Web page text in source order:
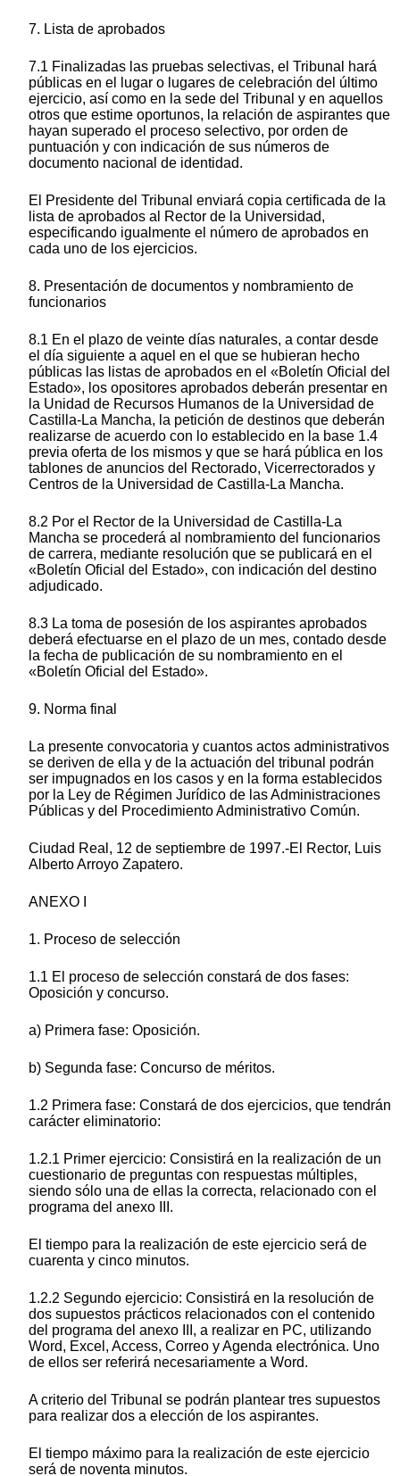
7. Lista de aprobados
7.1 Finalizadas las pruebas selectivas, el Tribunal hará
públicas en el lugar o lugares de celebración del último
ejercicio, así como en la sede del Tribunal y en aquellos
otros que estime oportunos, la relación de aspirantes que
hayan superado el proceso selectivo, por orden de
puntuación y con indicación de sus números de
documento nacional de identidad.
El Presidente del Tribunal enviará copia certificada de la
lista de aprobados al Rector de la Universidad,
especificando igualmente el número de aprobados en
cada uno de los ejercicios.
8. Presentación de documentos y nombramiento de
funcionarios
8.1 En el plazo de veinte días naturales, a contar desde
el día siguiente a aquel en el que se hubieran hecho
públicas las listas de aprobados en el «Boletín Oficial del
Estado», los opositores aprobados deberán presentar en
la Unidad de Recursos Humanos de la Universidad de
Castilla-La Mancha, la petición de destinos que deberán
realizarse de acuerdo con lo establecido en la base 1.4
previa oferta de los mismos y que se hará pública en los
tablones de anuncios del Rectorado, Vicerrectorados y
Centros de la Universidad de Castilla-La Mancha.
8.2 Por el Rector de la Universidad de Castilla-La
Mancha se procederá al nombramiento del funcionarios
de carrera, mediante resolución que se publicará en el
«Boletín Oficial del Estado», con indicación del destino
adjudicado.
8.3 La toma de posesión de los aspirantes aprobados
deberá efectuarse en el plazo de un mes, contado desde
la fecha de publicación de su nombramiento en el
«Boletín Oficial del Estado».
9. Norma final
La presente convocatoria y cuantos actos administrativos
se deriven de ella y de la actuación del tribunal podrán
ser impugnados en los casos y en la forma establecidos
por la Ley de Régimen Jurídico de las Administraciones
Públicas y del Procedimiento Administrativo Común.
Ciudad Real, 12 de septiembre de 1997.-El Rector, Luis
Alberto Arroyo Zapatero.
ANEXO I
1. Proceso de selección
1.1 El proceso de selección constará de dos fases:
Oposición y concurso.
a) Primera fase: Oposición.
b) Segunda fase: Concurso de méritos.
1.2 Primera fase: Constará de dos ejercicios, que tendrán
carácter eliminatorio:
1.2.1 Primer ejercicio: Consistirá en la realización de un
cuestionario de preguntas con respuestas múltiples,
siendo sólo una de ellas la correcta, relacionado con el
programa del anexo III.
El tiempo para la realización de este ejercicio será de
cuarenta y cinco minutos.
1.2.2 Segundo ejercicio: Consistirá en la resolución de
dos supuestos prácticos relacionados con el contenido
del programa del anexo III, a realizar en PC, utilizando
Word, Excel, Access, Correo y Agenda electrónica. Uno
de ellos ser referirá necesariamente a Word.
A criterio del Tribunal se podrán plantear tres supuestos
para realizar dos a elección de los aspirantes.
El tiempo máximo para la realización de este ejercicio
será de noventa minutos.